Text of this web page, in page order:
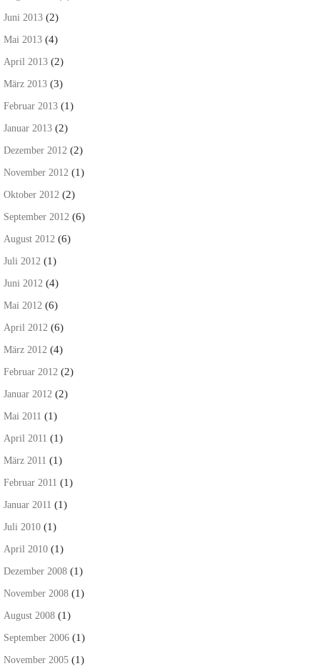
Juni 2013 (2)
Mai 2013 (4)
April 2013 (2)
März 2013 (3)
Februar 2013 (1)
Januar 2013 (2)
Dezember 2012 (2)
November 2012 (1)
Oktober 2012 (2)
September 2012 (6)
August 2012 (6)
Juli 2012 (1)
Juni 2012 (4)
Mai 2012 (6)
April 2012 (6)
März 2012 (4)
Februar 2012 (2)
Januar 2012 (2)
Mai 2011 (1)
April 2011 (1)
März 2011 (1)
Februar 2011 (1)
Januar 2011 (1)
Juli 2010 (1)
April 2010 (1)
Dezember 2008 (1)
November 2008 (1)
August 2008 (1)
September 2006 (1)
November 2005 (1)